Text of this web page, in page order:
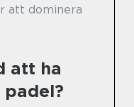
att dominera
att ha